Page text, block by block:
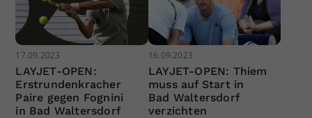
17.09.2023
LAYJET-OPEN:
Erstrundenkracher
Paire gegen Fognini
in Bad Waltersdorf
16.09.2023
LAYJET-OPEN: Thiem
muss auf Start in
Bad Waltersdorf
verzichten